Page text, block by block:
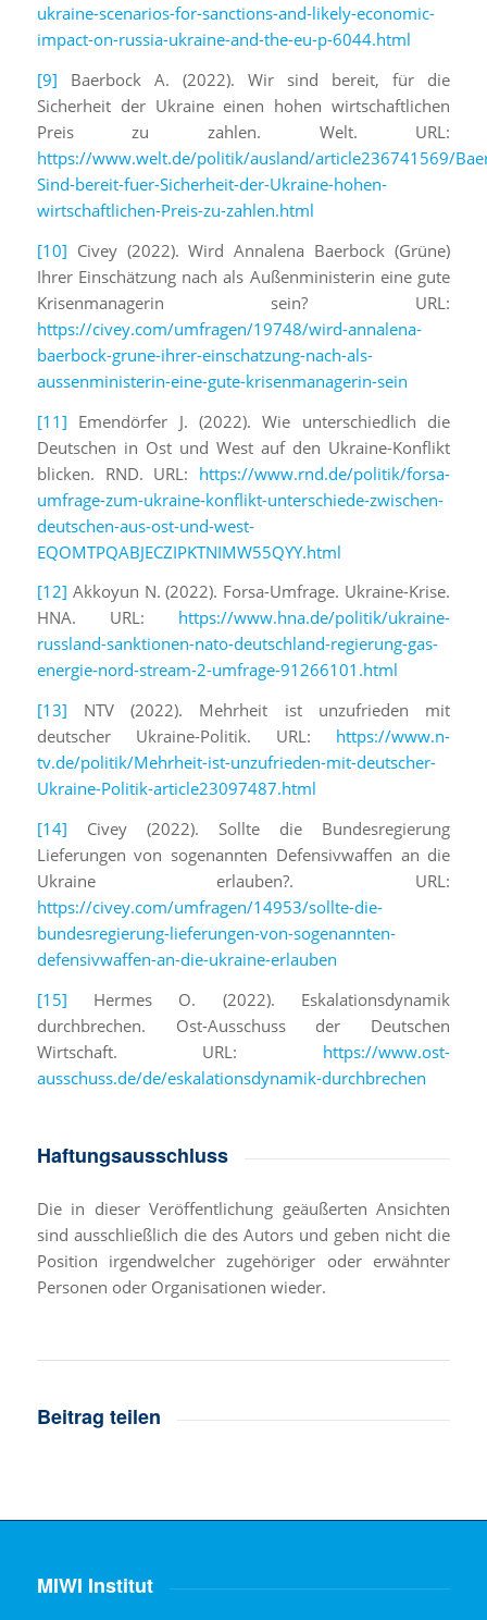
ukraine-scenarios-for-sanctions-and-likely-economic-
impact-on-russia-ukraine-and-the-eu-p-6044.html
[9] Baerbock A. (2022). Wir sind bereit, für die
Sicherheit der Ukraine einen hohen wirtschaftlichen
Preis zu zahlen. Welt. URL:
https://www.welt.de/politik/ausland/article236741569/
Sind-bereit-fuer-Sicherheit-der-Ukraine-hohen-
wirtschaftlichen-Preis-zu-zahlen.html
[10] Civey (2022). Wird Annalena Baerbock (Grüne)
Ihrer Einschätzung nach als Außenministerin eine gute
Krisenmanagerin sein? URL:
https://civey.com/umfragen/19748/wird-annalena-
baerbock-grune-ihrer-einschatzung-nach-als-
aussenministerin-eine-gute-krisenmanagerin-sein
[11] Emendörfer J. (2022). Wie unterschiedlich die
Deutschen in Ost und West auf den Ukraine-Konflikt
blicken. RND. URL: https://www.rnd.de/politik/forsa-
umfrage-zum-ukraine-konflikt-unterschiede-zwischen-
deutschen-aus-ost-und-west-
EQOMTPQABJECZIPKTNIMW55QYY.html
[12] Akkoyun N. (2022). Forsa-Umfrage. Ukraine-Krise.
HNA. URL: https://www.hna.de/politik/ukraine-
russland-sanktionen-nato-deutschland-regierung-gas-
energie-nord-stream-2-umfrage-91266101.html
[13] NTV (2022). Mehrheit ist unzufrieden mit
deutscher Ukraine-Politik. URL: https://www.n-
tv.de/politik/Mehrheit-ist-unzufrieden-mit-deutscher-
Ukraine-Politik-article23097487.html
[14] Civey (2022). Sollte die Bundesregierung
Lieferungen von sogenannten Defensivwaffen an die
Ukraine erlauben?. URL:
https://civey.com/umfragen/14953/sollte-die-
bundesregierung-lieferungen-von-sogenannten-
defensivwaffen-an-die-ukraine-erlauben
[15] Hermes O. (2022). Eskalationsdynamik
durchbrechen. Ost-Ausschuss der Deutschen
Wirtschaft. URL: https://www.ost-
ausschuss.de/de/eskalationsdynamik-durchbrechen
Haftungsausschluss
Die in dieser Veröffentlichung geäußerten Ansichten
sind ausschließlich die des Autors und geben nicht die
Position irgendwelcher zugehöriger oder erwähnter
Personen oder Organisationen wieder.
Beitrag teilen
MIWI Institut